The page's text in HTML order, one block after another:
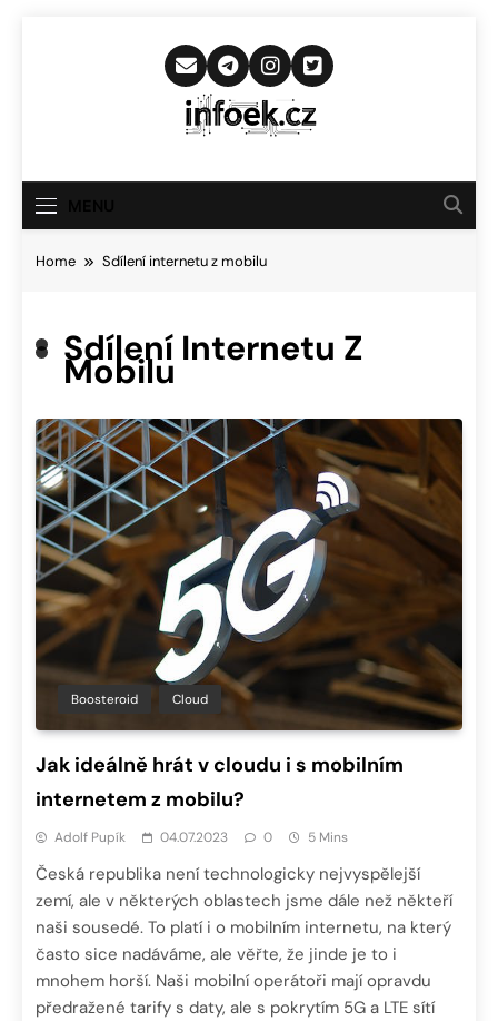
Infoek.cz
Novinkám
Home Sdílení internetu z mobilu
Sdílení Internetu Z
Mobilu
Boosteroid Cloud
Jak ideálně hrát v cloudu i s mobilním
internetem z mobilu?
Adolf Pupík 04.07.2023 0 5 Mins
Česká republika není technologicky nejvyspělejší
zemí, ale v některých oblastech jsme dále než někteří
naši sousedé. To platí i o mobilním internetu, na který
často sice nadáváme, ale věřte, že jinde je to i
mnohem horší. Naši mobilní operátoři mají opravdu
předražené tarify s daty, ale s pokrytím 5G a LTE sítí